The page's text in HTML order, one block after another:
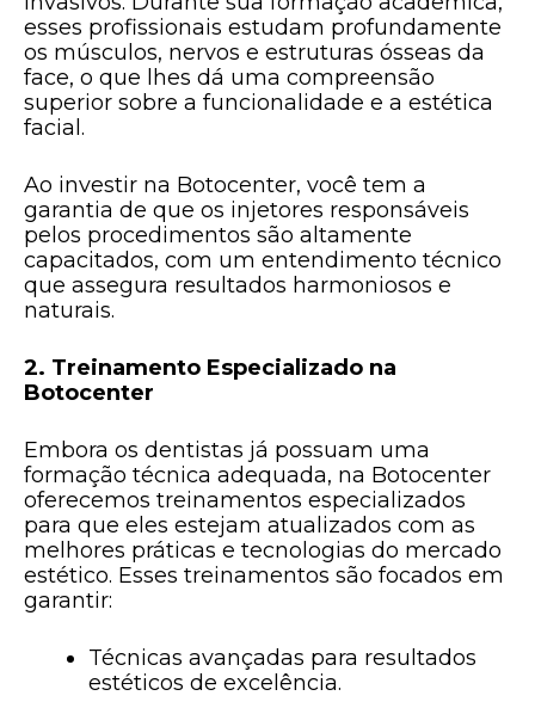
esses profissionais estudam profundamente
os músculos, nervos e estruturas ósseas da
face, o que lhes dá uma compreensão
superior sobre a funcionalidade e a estética
facial.
Ao investir na Botocenter, você tem a
garantia de que os injetores responsáveis
pelos procedimentos são altamente
capacitados, com um entendimento técnico
que assegura resultados harmoniosos e
naturais.
2. Treinamento Especializado na
Botocenter
Embora os dentistas já possuam uma
formação técnica adequada, na Botocenter
oferecemos treinamentos especializados
para que eles estejam atualizados com as
melhores práticas e tecnologias do mercado
estético. Esses treinamentos são focados em
garantir:
Técnicas avançadas para resultados
estéticos de excelência.